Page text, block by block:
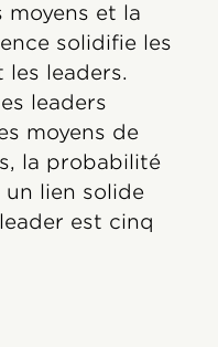
moyens et la
solidifie les
les leaders.
leaders
moyens de
la probabilité
un lien solide
est cinq